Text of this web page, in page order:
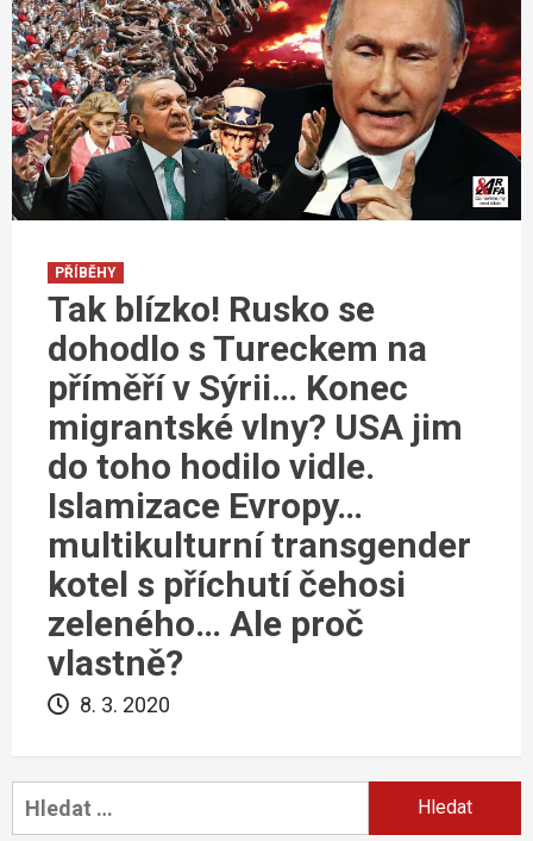
PŘÍBĚHY
Tak blízko! Rusko se
dohodlo s Tureckem na
příměří v Sýrii… Konec
migrantské vlny? USA jim
do toho hodilo vidle.
Islamizace Evropy…
multikulturní transgender
kotel s příchutí čehosi
zeleného… Ale proč
vlastně?
8. 3. 2020
Vyhledávání